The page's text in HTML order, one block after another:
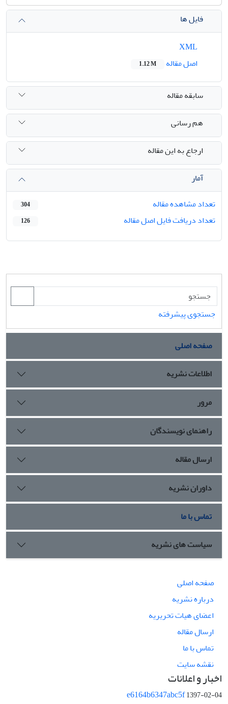
فایل ها
اصل مقاله
1.12 M
سابقه مقاله
هم رسانی
ارجاع به این مقاله
آمار
تعداد مشاهده مقاله
304
تعداد دریافت فایل اصل مقاله 126
جستجوی پیشرفته
صفحه اصلی
اطلاعات نشریه
مرور
راهنمای نویسندگان
ارسال مقاله
داوران نشریه
تماس با ما
سیاست های نشریه
صفحه اصلی
درباره نشریه
اعضای هیات تحریریه
ارسال مقاله
تماس با ما
نقشه سایت
اخبار و اعلانات
e6164b6347abc5f1397-02-04